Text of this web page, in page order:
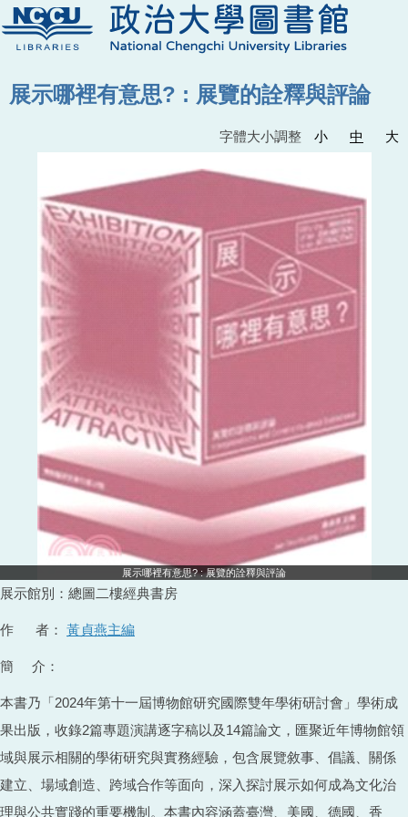
展示哪裡有意思? : 展覽的詮釋與評論
字體大小調整 小 中 大
展示哪裡有意思? : 展覽的詮釋與評論
展示館別：總圖二樓經典書房
作 者： 黃貞燕主編
簡 介：
本書乃「2024年第十一屆博物館研究國際雙年學術研討會」學術成
果出版，收錄2篇專題演講逐字稿以及14篇論文，匯聚近年博物館領
域與展示相關的學術研究與實務經驗，包含展覽敘事、倡議、關係
建立、場域創造、跨域合作等面向，深入探討展示如何成為文化治
理與公共實踐的重要機制。本書內容涵蓋臺灣、美國、德國、香